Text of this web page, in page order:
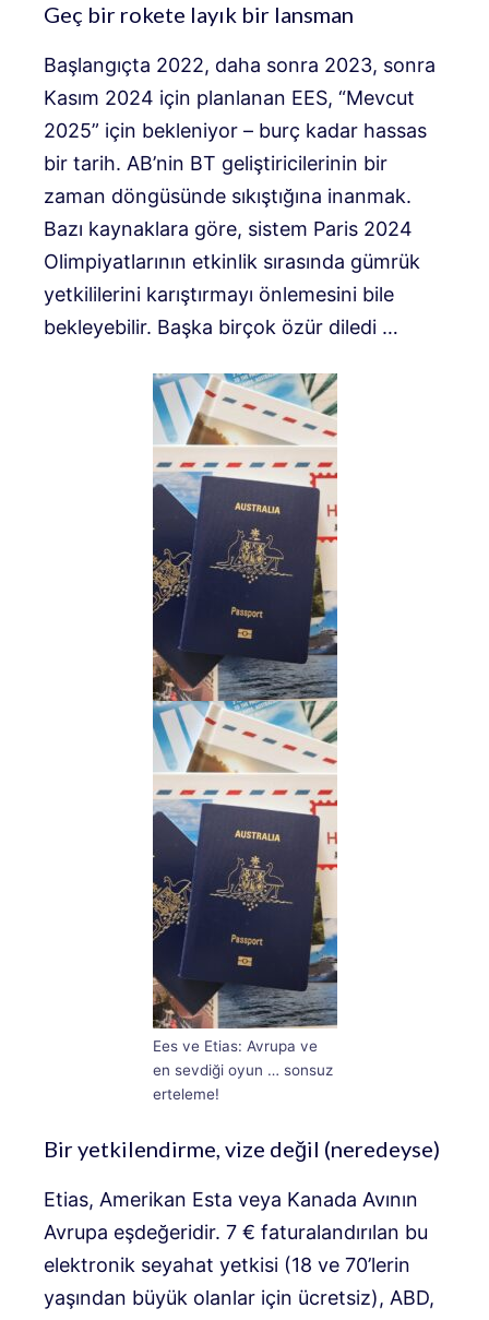
Geç bir rokete layık bir lansman
Başlangıçta 2022, daha sonra 2023, sonra
Kasım 2024 için planlanan EES, “Mevcut
2025” için bekleniyor – burç kadar hassas
bir tarih. AB’nin BT geliştiricilerinin bir
zaman döngüsünde sıkıştığına inanmak.
Bazı kaynaklara göre, sistem Paris 2024
Olimpiyatlarının etkinlik sırasında gümrük
yetkililerini karıştırmayı önlemesini bile
bekleyebilir. Başka birçok özür diledi …
Ees ve Etias: Avrupa ve
en sevdiği oyun … sonsuz
erteleme!
Bir yetkilendirme, vize değil (neredeyse)
Etias, Amerikan Esta veya Kanada Avının
Avrupa eşdeğeridir. 7 € faturalandırılan bu
elektronik seyahat yetkisi (18 ve 70’lerin
yaşından büyük olanlar için ücretsiz), ABD,